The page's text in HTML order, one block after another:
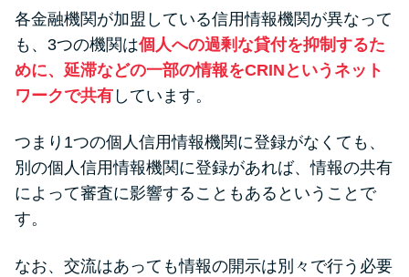
各金融機関が加盟している信用情報機関が異なって
も、3つの機関は個人への過剰な貸付を抑制するた
めに、延滞などの一部の情報をCRINというネット
ワークで共有 しています。
つまり1つの個人信用情報機関に登録がなくても、
別の個人信用情報機関に登録があれば、情報の共有
によって審査に影響することもあるということで
す。
なお、交流はあっても情報の開示は別々で行う必要